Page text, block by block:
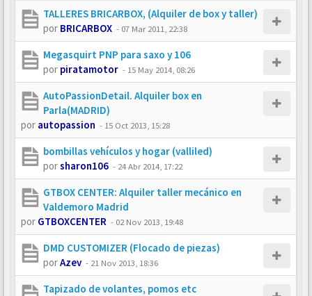
TALLERES BRICARBOX, (Alquiler de box y taller)
por BRICARBOX - 07 Mar 2011, 22:38
Megasquirt PNP para saxo y 106
por piratamotor - 15 May 2014, 08:26
AutoPassionDetail. Alquiler box en
Parla(MADRID)
por autopassion - 15 Oct 2013, 15:28
bombillas vehículos y hogar (valliled)
porsharon106 - 24 Abr 2014, 17:22
GTBOX CENTER: Alquiler taller mecánico en
Valdemoro Madrid
por GTBOXCENTER - 02 Nov 2013, 19:48
DMD CUSTOMIZER (Flocado de piezas)
porAzev - 21 Nov 2013, 18:36
Tapizado de volantes, pomos etc